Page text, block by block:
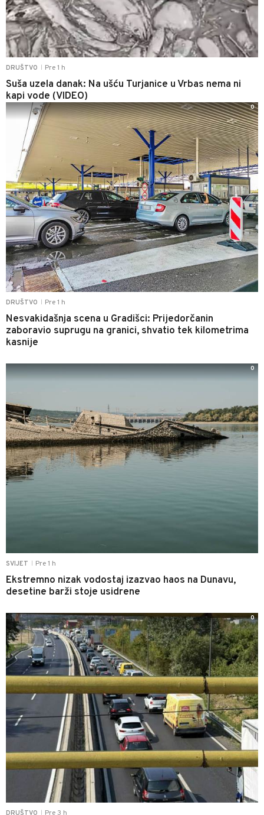
DRUŠTVO Pre 1 h
Suša uzela danak: Na ušću Turjanice u Vrbas nema ni
kapi vode (VIDEO)
DRUŠTVO Pre 1 h
Nesvakidašnja scena u Gradišci: Prijedorčanin
zaboravio suprugu na granici, shvatio tek kilometrima
kasnije
0
SVIJET Pre 1 h
Ekstremno nizak vodostaj izazvao haos na Dunavu,
desetine barži stoje usidrene
0
DRUŠTVO
0